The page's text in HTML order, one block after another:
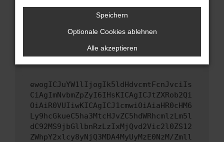
Wende dich an den Webseitenbetreiber.
Wenn du alle oben genannten Schritte versucht
hast, kontaktiere uns bitte. Wir werden
versuchen, das Problem zu beheben. Du kannst
uns diesen Text schicken, um uns bei der
ewogICJuYW1lIjogIk5ldHdvcmtFcnJvciIs
CiAgImNvbmZpZyI6IHsKICAgICJtZXRob2Qi
OiAiR0VUIiwKICAgICJ1cmwiOiAiaHR0cHM6
Ly9hcGkueC5ha3MtcHJvZC5hdWRhcmlzLm5l
dC92MS9jbGllbnRzLzIxMjQvd2Vic2l0ZS12
ZWhpY2xlcy8yNjQ3MDA4MyUyMzE0NzM/Zmll
Speichern
Optionale Cookies ablehnen
Alle akzeptieren